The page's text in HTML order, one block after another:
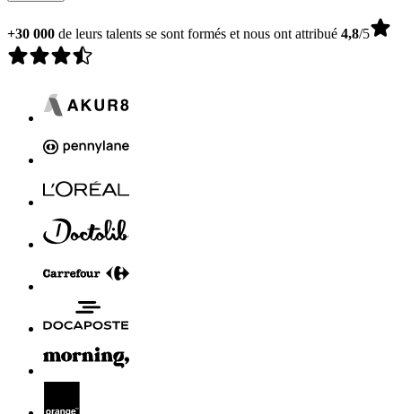
+30 000 de leurs talents se sont formés et nous ont attribué 4,8/5